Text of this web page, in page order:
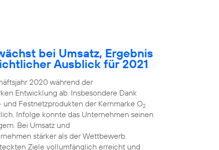
bei Umsatz, Ergebnis
Ausblick für 2021
2020 während der
Entwicklung ab. Insbesondere Dank
Festnetzprodukten der Kernmarke O2
Infolge konnte das Unternehmen seinen
Bei Umsatz und
stärker als der Wettbewerb.
Ziele vollumfänglich erreicht und